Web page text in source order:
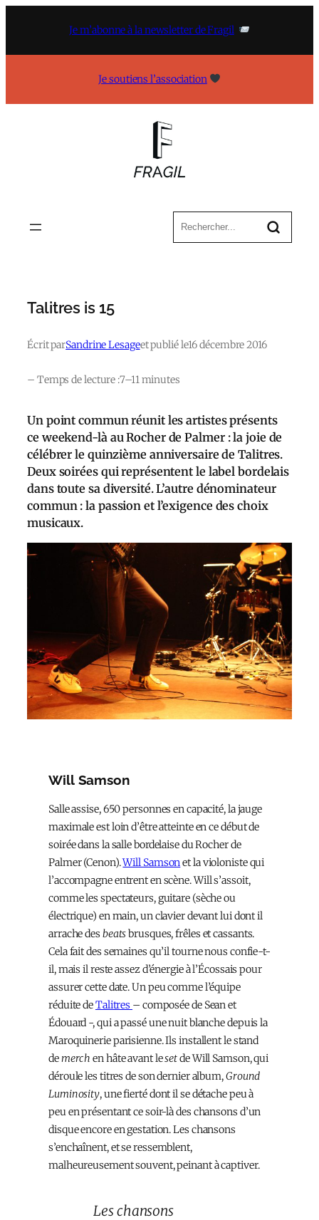
Je m’abonne à la newsletter de Fragil
Je soutiens l’association
Talitres is 15
Écrit parSandrine Lesageet publié le16 décembre 2016
– Temps de lecture :7–11 minutes
Un point commun réunit les artistes présents
ce weekend-là au Rocher de Palmer : la joie de
célébrer le quinzième anniversaire de Talitres.
Deux soirées qui représentent le label bordelais
dans toute sa diversité. L’autre dénominateur
commun : la passion et l’exigence des choix
musicaux.
Will Samson
Salle assise, 650 personnes en capacité, la jauge
maximale est loin d’être atteinte en ce début de
soirée dans la salle bordelaise du Rocher de
Palmer (Cenon).Will Samsonet la violoniste qui
l’accompagne entrent en scène. Will s’assoit,
comme les spectateurs, guitare (sèche ou
électrique) en main, un clavier devant lui dont il
arrache des beatsbrusques, frêles et cassants.
Cela fait des semaines qu’il tourne nous confie-t-
il, mais il reste assez d’énergie à l’Écossais pour
assurer cette date. Un peu comme l’équipe
réduite deTalitres – composée de Sean et
Édouard -, qui a passé une nuit blanche depuis la
Maroquinerie parisienne. Ils installent le stand
demerch en hâte avant lesetde Will Samson, qui
déroule les titres de son dernier album,Ground
Luminosity, une fierté dont il se détache peu à
peu en présentant ce soir-là des chansons d’un
disque encore en gestation. Les chansons
s’enchaînent, et se ressemblent,
malheureusement souvent, peinant à captiver.
Les chansons